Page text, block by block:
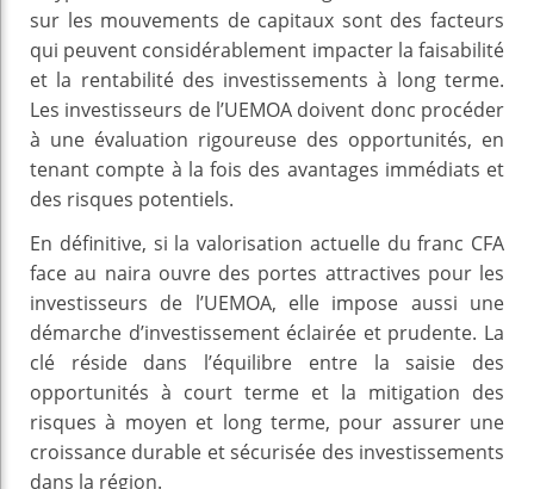
sur les mouvements de capitaux sont des facteurs
qui peuvent considérablement impacter la faisabilité
et la rentabilité des investissements à long terme.
Les investisseurs de l’UEMOA doivent donc procéder
à une évaluation rigoureuse des opportunités, en
tenant compte à la fois des avantages immédiats et
des risques potentiels.
En définitive, si la valorisation actuelle du franc CFA
face au naira ouvre des portes attractives pour les
investisseurs de l’UEMOA, elle impose aussi une
démarche d’investissement éclairée et prudente. La
clé réside dans l’équilibre entre la saisie des
opportunités à court terme et la mitigation des
risques à moyen et long terme, pour assurer une
croissance durable et sécurisée des investissements
dans la région.